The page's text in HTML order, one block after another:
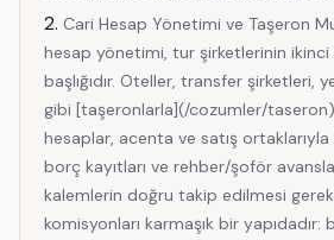
Cari Hesap Yönetimi ve Taşeron
hesap yönetimi, tur şirketlerinin
başlığıdır. Oteller, transfer şirketleri,
gibi [taşeronlarla](/cozumler/taseron)
hesaplar, acenta ve satış
borç kayıtları ve rehber/şoför
kalemlerin doğru takip edilmesi
komisyonları karmaşık bir yapıdadır: